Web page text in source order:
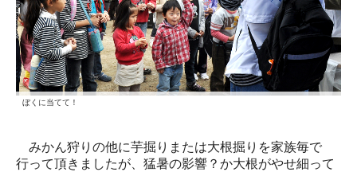
ぼくに当てて！
みかん狩りの他に芋掘りまたは大根掘りを家族毎で
行って頂きましたが、猛暑の影響？か大根がやせ細って